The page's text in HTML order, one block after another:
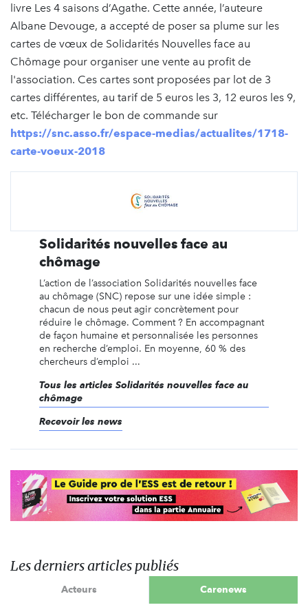
livre Les 4 saisons d’Agathe. Cette année, l’auteure
Albane Devouge, a accepté de poser sa plume sur les
cartes de vœux de Solidarités Nouvelles face au
Chômage pour organiser une vente au profit de
l'association. Ces cartes sont proposées par lot de 3
cartes différentes, au tarif de 5 euros les 3, 12 euros les 9,
etc. Télécharger le bon de commande sur
https://snc.asso.fr/espace-medias/actualites/1718-
carte-voeux-2018
Solidarités nouvelles face au
chômage
L’action de l’association Solidarités nouvelles face
au chômage (SNC) repose sur une idée simple :
chacun de nous peut agir concrètement pour
réduire le chômage. Comment ? En accompagnant
de façon humaine et personnalisée les personnes
en recherche d’emploi. En moyenne, 60 % des
chercheurs d’emploi ...
Tous les articles Solidarités nouvelles face au
chômage
Recevoir les news
Les derniers articles publiés
Acteurs Carenews